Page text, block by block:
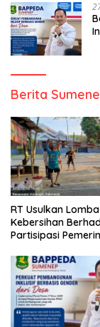
Berita
RT Usulkan Lomba
Kebersihan
Partisipasi